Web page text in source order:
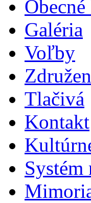
Galéria
Voľby
Tlačivá
Kontakt